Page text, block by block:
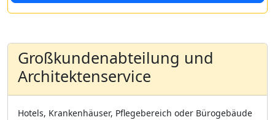
Großkundenabteilung und
Architektenservice
Hotels, Krankenhäuser, Pflegebereich oder Bürogebäude